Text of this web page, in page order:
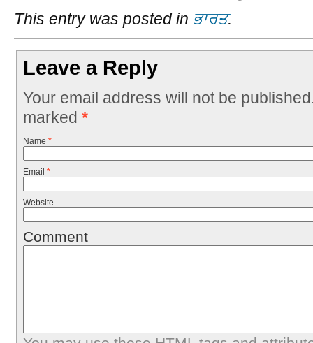
This entry was posted in ਭਾਰਤ.
Leave a Reply
Your email address will not be
marked *
Name *
Email *
Website
Comment